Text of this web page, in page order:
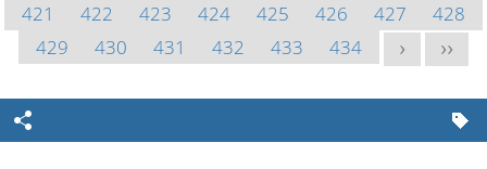
421
422 423 424 425 426 427
428
429
430 431 432 433 434 > >>